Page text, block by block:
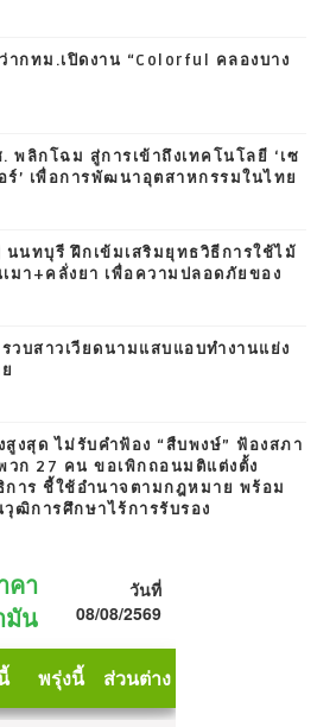
ากทม.เปิดงาน “Colorful คลองบาง
. พลิกโฉม สู่การเข้าถึงเทคโนโลยี ‘เซ
ร์’ เพื่อการพัฒนาอุตสาหกรรมในไทย
นนทบุรี ฝึกเข้มเสริมยุทธวิธีการใช้ไม้
มา+คลั่งยา เพื่อความปลอดภัยของ
วบสาวเวียดนามแสบแอบทำงานแย่ง
สูงสุด ไม่รับคำฟ้อง “สืบพงษ์” ฟ้องสภา
วก 27 คน ขอเพิกถอนมติแต่งตั้ง
การ ชี้ใช้อำนาจตามกฎหมาย พร้อม
วุฒิการศึกษาไร้การรับรอง